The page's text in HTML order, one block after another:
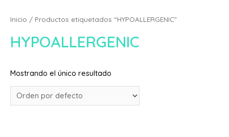
Inicio / Productos etiquetados “HYPOALLERGENIC”
HYPOALLERGENIC
Mostrando el único resultado